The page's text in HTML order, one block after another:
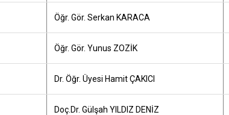
Öğr. Gör. Serkan KARACA
Öğr. Gör. Yunus ZOZİK
Dr. Öğr. Üyesi Hamit ÇAKICI
Doç.Dr. Gülşah YILDIZ DENİZ